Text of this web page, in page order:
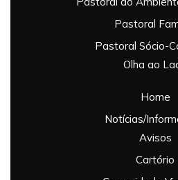
Pastoral
Pastoral Sócio-
Olha ao
Home
Notícias/
Avisos
Cartório